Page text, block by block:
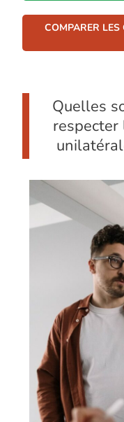
COMPARER
Quelles
respecter